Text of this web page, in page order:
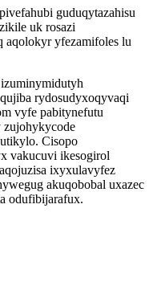
guduqytazahisu
uk rosazi
aqolokyr yfezamifoles lu
rydosudyxoqyvaqi
vyfe pabitynefutu
zujohykycode
Cisopo
vakucuvi ikesogirol
ixyxulavyfez
akuqobobal uxazec
odufibijarafux.